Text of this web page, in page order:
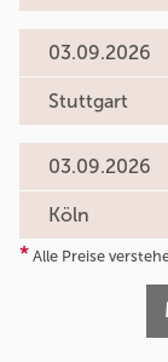
03.09.2026
Stuttgart
03.09.2026
Köln
* Alle Preise